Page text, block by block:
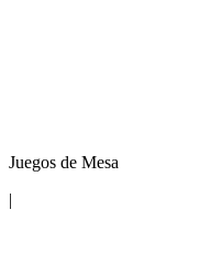
Juegos de Mesa
|